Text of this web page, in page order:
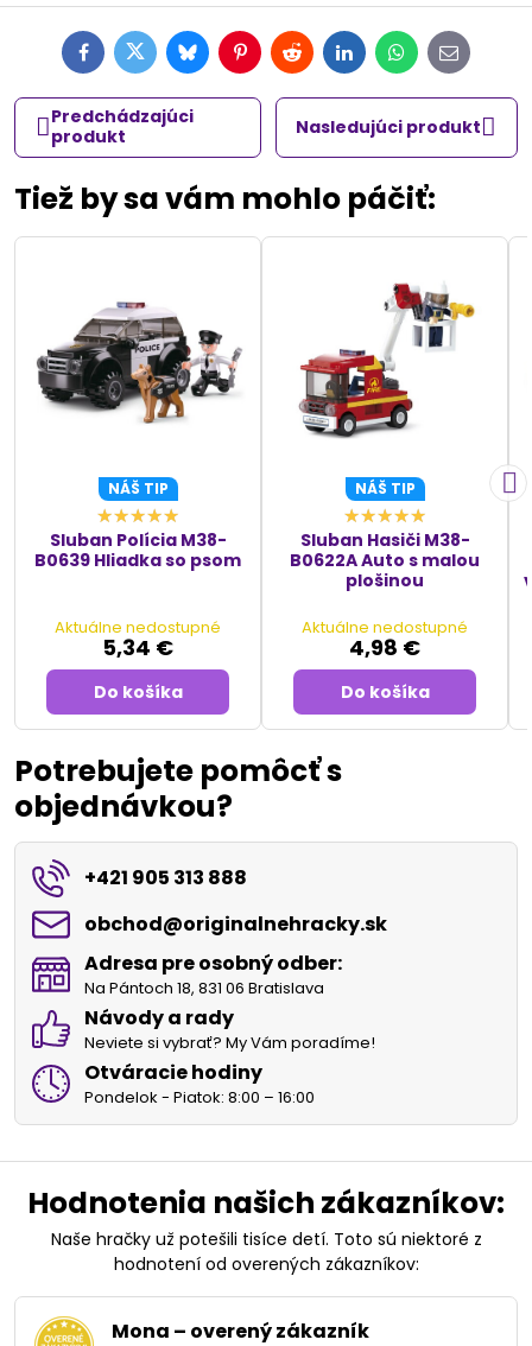
FacebookTwitterBlueskyPinterestRedditLinkedInWhatsApp
E-
mail
Predchádzajúci
produkt
Nasledujúci produkt
Tiež by sa vám mohlo páčiť:
NÁŠ TIP
Sluban Polícia M38-
B0639 Hliadka so psom
Aktuálne nedostupné
5,34 €
Do košíka
NÁŠ TIP
Sluban Hasiči M38-
B0622A Auto s malou
plošinou
Aktuálne nedostupné
4,98 €
Do košíka
Potrebujete pomôcť s
objednávkou?
+421 905 313 888
obchod​@originalnehracky​.sk
Adresa pre osobný odber:
Na Pántoch 18, 831 06 Bratislava
Návody a rady
Neviete si vybrať? My Vám poradíme!
Otváracie hodiny
Pondelok - Piatok: 8:00 – 16:00
Hodnotenia našich zákazníkov:
Naše hračky už potešili tisíce detí. Toto sú niektoré z
hodnotení od overených zákazníkov:
Mona – overený zákazník